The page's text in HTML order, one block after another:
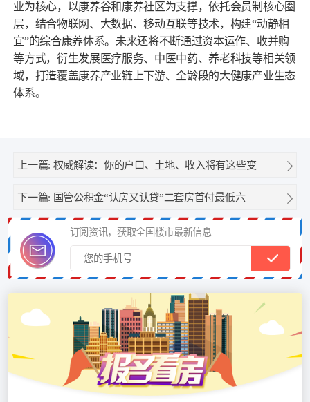
业为核心，以康养谷和康养社区为支撑，依托会员制核心圈
层，结合物联网、大数据、移动互联等技术，构建“动静相
宜”的综合康养体系。未来还将不断通过资本运作、收并购
等方式，衍生发展医疗服务、中医中药、养老科技等相关领
域，打造覆盖康养产业链上下游、全龄段的大健康产业生态
体系。
上一篇: 权威解读：你的户口、土地、收入将有这些变
下一篇: 国管公积金“认房又认贷”二套房首付最低六
订阅资讯，获取全国楼市最新信息